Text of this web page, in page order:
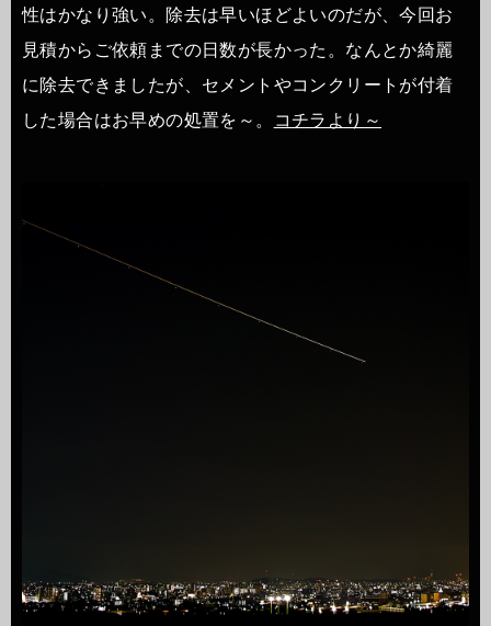
性はかなり強い。除去は早いほどよいのだが、今回お
見積からご依頼までの日数が長かった。なんとか綺麗
に除去できましたが、セメントやコンクリートが付着
した場合はお早めの処置を～。
コチラより～